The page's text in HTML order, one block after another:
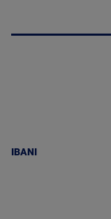
IBANI